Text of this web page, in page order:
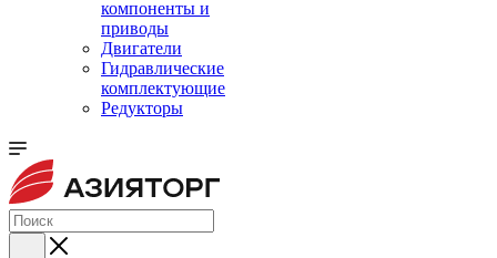
компоненты и
приводы
Двигатели
Гидравлические
комплектующие
Редукторы